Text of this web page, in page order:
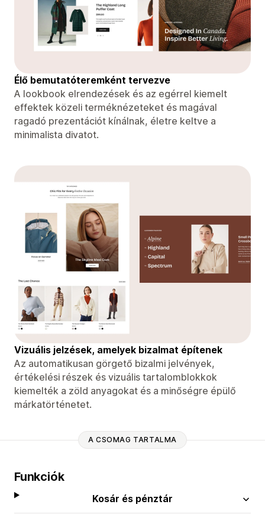
Élő bemutatóteremként tervezve
A lookbook elrendezések és az egérrel kiemelt
effektek közeli terméknézeteket és magával
ragadó prezentációt kínálnak, életre keltve a
minimalista divatot.
Vizuális jelzések, amelyek bizalmat építenek
Az automatikusan görgető bizalmi jelvények,
értékelési részek és vizuális tartalomblokkok
kiemelték a zöld anyagokat és a minőségre épülő
márkatörténetet.
A CSOMAG TARTALMA
Funkciók
Kosár és pénztár